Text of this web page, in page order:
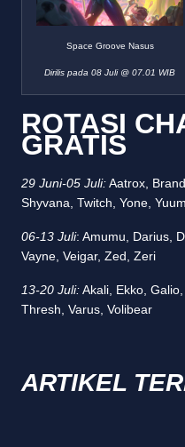
Space Groove Nasus
Dirilis pada 08 Juli @ 07.01 WIB
ROTASI
GRATIS
29 Juni-05 Juli:Aatrox,
Shyvana, Twitch, Yone,
06-13 Juli: Amumu, Darius,
Vayne, Veigar, Zed, Zeri
13-20 Juli:Akali, Ekko, Galio,
Thresh, Varus, Volibear
ARTIKEL